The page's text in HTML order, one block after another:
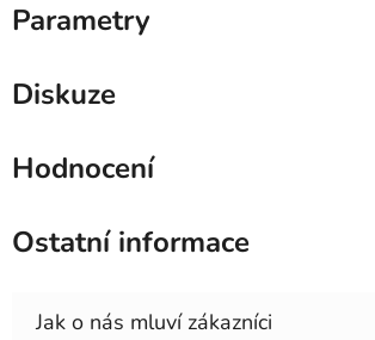
Parametry
Diskuze
Hodnocení
Ostatní informace